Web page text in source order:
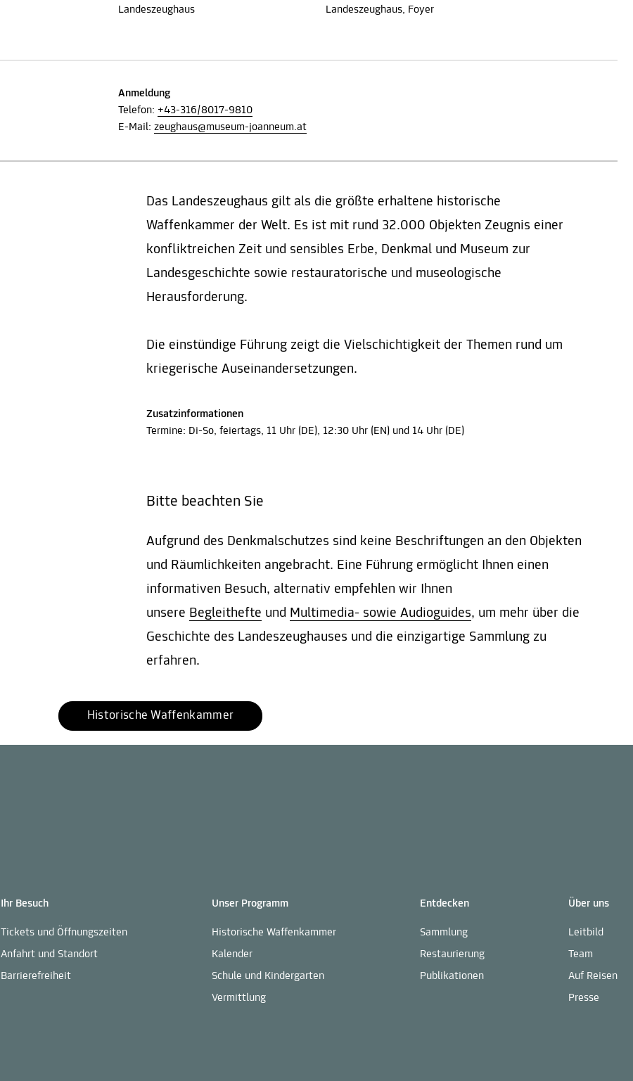
Landeszeughaus
Landeszeughaus, Foyer
Anmeldung
Telefon: +43-316/8017-9810
E-Mail: zeughaus@museum-joanneum.at
Das Landeszeughaus gilt als die größte erhaltene historische
Waffenkammer der Welt. Es ist mit rund 32.000 Objekten Zeugnis einer
konfliktreichen Zeit und sensibles Erbe, Denkmal und Museum zur
Landesgeschichte sowie restauratorische und museologische
Herausforderung.
Die einstündige Führung zeigt die Vielschichtigkeit der Themen rund um
kriegerische Auseinandersetzungen.
Zusatzinformationen
Termine: Di-So, feiertags, 11 Uhr (DE), 12:30 Uhr (EN) und 14 Uhr (DE)
Bitte beachten Sie
Aufgrund des Denkmalschutzes sind keine Beschriftungen an den Objekten
und Räumlichkeiten angebracht. Eine Führung ermöglicht Ihnen einen
informativen Besuch, alternativ empfehlen wir Ihnen
unsere Begleithefte und Multimedia- sowie Audioguides, um mehr über die
Geschichte des Landeszeughauses und die einzigartige Sammlung zu
erfahren.
Historische Waffenkammer
Ihr Besuch
Tickets und Öffnungszeiten
Anfahrt und Standort
Barrierefreiheit
Unser Programm
Historische Waffenkammer
Kalender
Schule und Kindergarten
Vermittlung
Entdecken
Sammlung
Restaurierung
Publikationen
Über uns
Leitbild
Team
Auf Reisen
Presse